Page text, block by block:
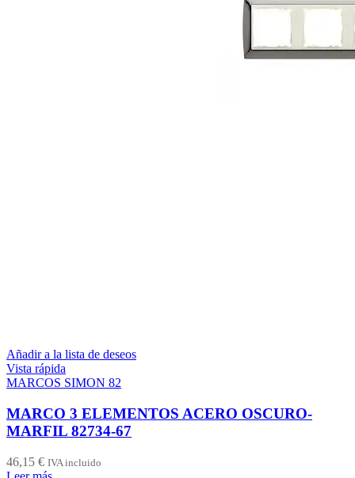
Añadir a la lista de deseos
Vista rápida
MARCOS SIMON 82
MARCO 3 ELEMENTOS ACERO OSCURO-
MARFIL 82734-67
46,15 € IVA incluido